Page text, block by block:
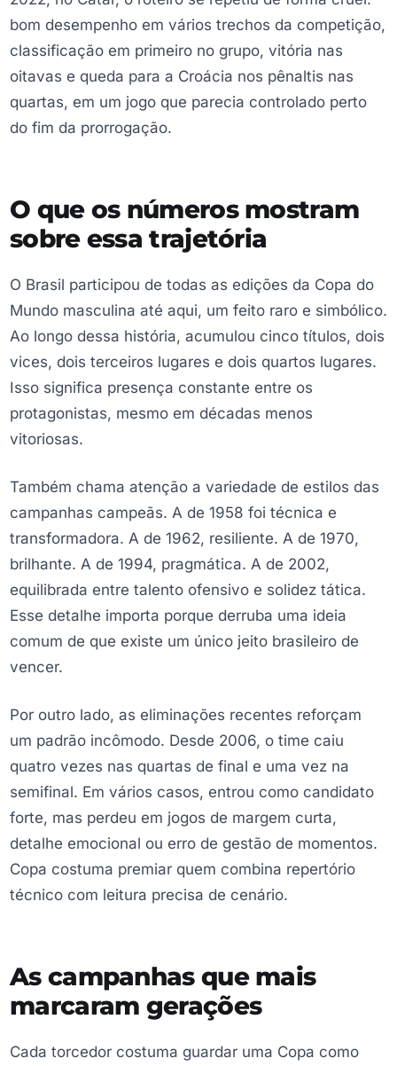
bom desempenho em vários trechos da competição,
classificação em primeiro no grupo, vitória nas
oitavas e queda para a Croácia nos pênaltis nas
quartas, em um jogo que parecia controlado perto
do fim da prorrogação.
O que os números mostram
sobre essa trajetória
O Brasil participou de todas as edições da Copa do
Mundo masculina até aqui, um feito raro e simbólico.
Ao longo dessa história, acumulou cinco títulos, dois
vices, dois terceiros lugares e dois quartos lugares.
Isso significa presença constante entre os
protagonistas, mesmo em décadas menos
vitoriosas.
Também chama atenção a variedade de estilos das
campanhas campeãs. A de 1958 foi técnica e
transformadora. A de 1962, resiliente. A de 1970,
brilhante. A de 1994, pragmática. A de 2002,
equilibrada entre talento ofensivo e solidez tática.
Esse detalhe importa porque derruba uma ideia
comum de que existe um único jeito brasileiro de
vencer.
Por outro lado, as eliminações recentes reforçam
um padrão incômodo. Desde 2006, o time caiu
quatro vezes nas quartas de final e uma vez na
semifinal. Em vários casos, entrou como candidato
forte, mas perdeu em jogos de margem curta,
detalhe emocional ou erro de gestão de momentos.
Copa costuma premiar quem combina repertório
técnico com leitura precisa de cenário.
As campanhas que mais
marcaram gerações
Cada torcedor costuma guardar uma Copa como